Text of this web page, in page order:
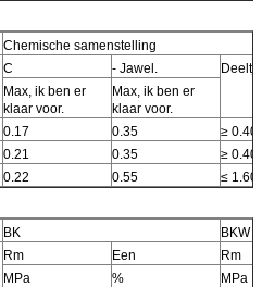
Chemische samenstelling
C - Jawel.
Max, ik ben er
klaar voor.
Max, ik ben er
klaar voor.
0.17 0.35
≥ 0.40
0.21 0.35
≥ 0.40
0.22 0.55 ≤ 1.60
BK
BKW
Rm Een
Rm
MPa
%
MPa